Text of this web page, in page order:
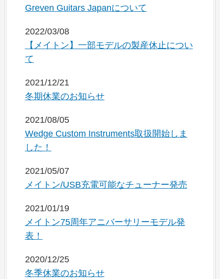
Greven Guitars Japanについて
2022/03/08
【メイトン】一部モデルの製産休止につい
て
2021/12/21
冬期休業のお知らせ
2021/08/05
Wedge Custom Instruments取扱開始しま
した！
2021/05/07
メイトン/USB充電可能なチューナー発売
2021/01/19
メイトン75周年アニバーサリーモデル発
表！
2020/12/25
冬季休業のお知らせ